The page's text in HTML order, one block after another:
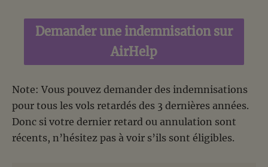
Demander une indemnisation sur
AirHelp
Note: Vous pouvez demander des indemnisations
pour tous les vols retardés des 3 dernières années.
Donc si votre dernier retard ou annulation sont
récents, n’hésitez pas à voir s’ils sont éligibles.